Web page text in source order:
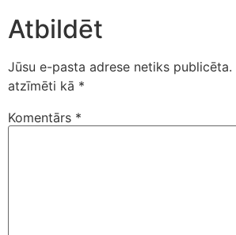
Atbildēt
Jūsu e-pasta adrese netiks publicēta.
atzīmēti kā *
Komentārs *